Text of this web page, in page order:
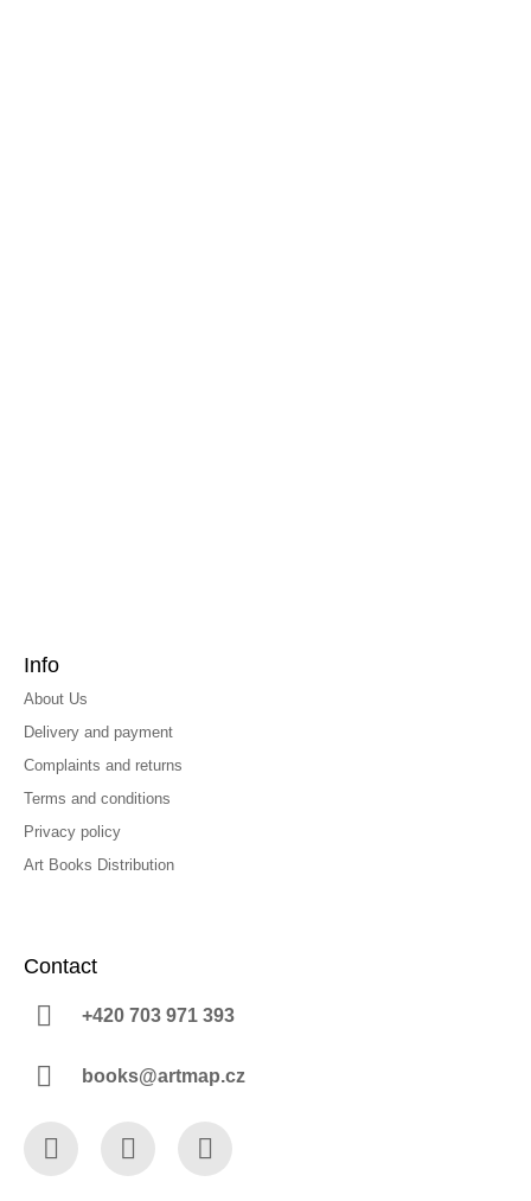
Info
About Us
Delivery and payment
Complaints and returns
Terms and conditions
Privacy policy
Art Books Distribution
Contact
+420 703 971 393
books@artmap.cz